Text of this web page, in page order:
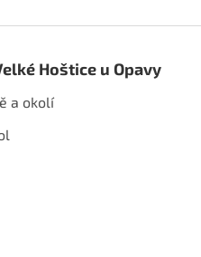
Hoštice u Opavy
a okolí